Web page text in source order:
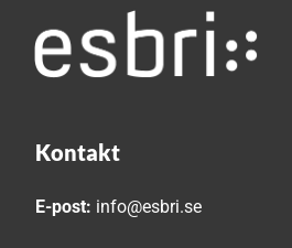
Kontakt
E-post: info@esbri.se